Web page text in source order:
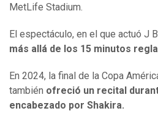
MetLife Stadium.
El espectáculo, en el que actuó J
más allá de los 15 minutos
En 2024, la final de la Copa
también ofreció un recital
encabezado por Shakira.